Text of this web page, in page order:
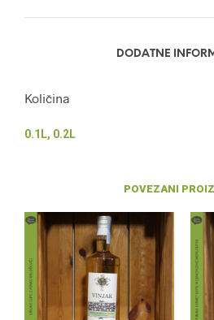
DODATNE
Količina
0.1L, 0.2L
POVEZANI